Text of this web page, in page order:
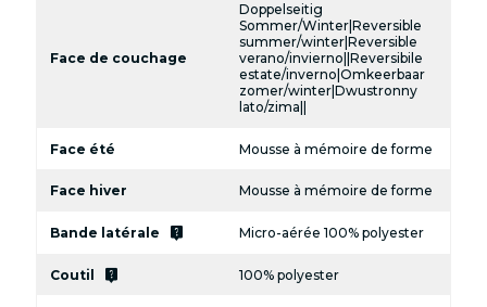
Face de couchage
Doppelseitig
Sommer/Winter|Reversible
summer/winter|Reversible
verano/invierno||Reversibile
estate/inverno|Omkeerbaar
zomer/winter|Dwustronny
lato/zima||
Face été Mousse à mémoire de forme
Face hiver Mousse à mémoire de forme
Bande latérale live_help Micro-aérée 100% polyester
Coutil live_help 100% polyester